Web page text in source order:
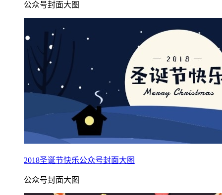
公众号封面大图
2018圣诞节快乐公众号封面大图
公众号封面大图